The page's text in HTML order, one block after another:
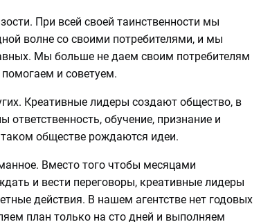
При всей своей таинственности мы
волне со своими потребителями, и мы
Мы больше не даем своим потребителям
и советуем.
Креативные лидеры создают общество, в
ответственность, обучение, признание и
обществе рождаются идеи.
Вместо того чтобы месяцами
и вести переговоры, креативные лидеры
действия. В нашем агентстве нет годовых
план только на сто дней и выполняем